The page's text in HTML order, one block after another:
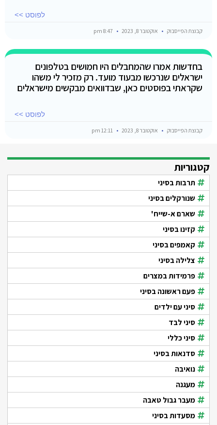
לפוסט >>
קבוצת הפייסבוק אוקטובר 8, 2023
בחדשות אמרו שהמחבלים היו חמושים בטלפונים
ישראלים שנרכשו מבעוד מועד. רק מזכיר לי משהו
שקראתי בפוסטים כאן, שבדוואים מבקשים מישראלים
לפוסט >>
קבוצת הפייסבוק אוקטובר 8, 2023
קטגוריות
תרבות בסיני
שנורקלים בסיני
שארם א-שייח'
קזינו בסיני
קאמפים בסיני
צלילה בסיני
פרמידות במצרים
פעם ראשונה בסיני
סיני עם ילדים
סיני לבד
סיני כללי
סדנאות בסיני
נואיבה
מעגנה
מעבר גבול טאבה
מסעדות בסיני